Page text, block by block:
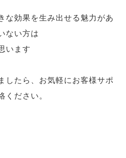
な効果を生み出せる魅力があ
ない方は
います
したら、お気軽にお客様サポ
ください。